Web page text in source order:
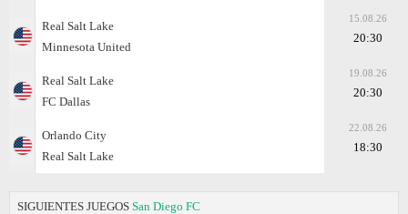
Real Salt Lake
Minnesota United
15.08.26
20:30
Real Salt Lake
FC Dallas
19.08.26
20:30
Orlando City
Real Salt Lake
22.08.26
18:30
SIGUIENTES JUEGOS San Diego FC